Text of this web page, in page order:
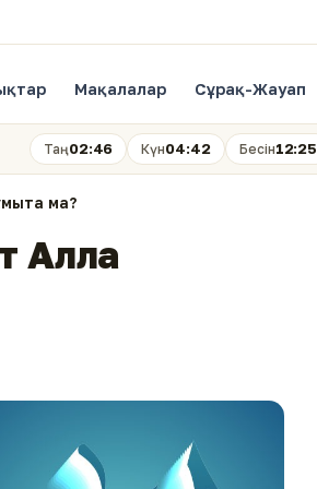
Мақалалар Сұрақ-Жауап
Таң02:46 Күн04:42 Бесін12:25
ма?
Алла